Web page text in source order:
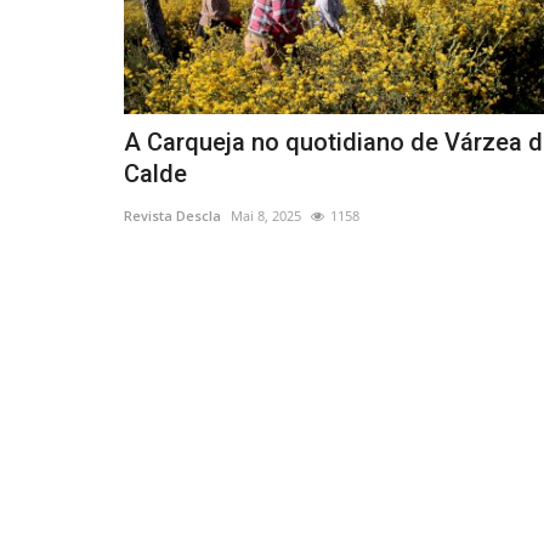
A Carqueja no quotidiano de Várzea
Calde
Revista Descla Mai 8, 2025 1158